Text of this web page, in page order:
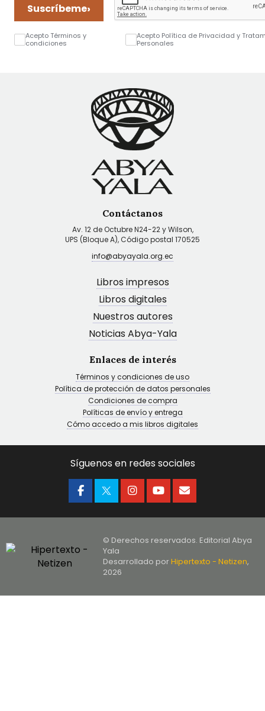
Suscríbeme›
Acepto Términos y
condiciones
Acepto Política de Privacidad y
Personales
Contáctanos
Av. 12 de Octubre N24-22 y Wilson,
UPS (Bloque A), Código postal 170525
info@abyayala.org.ec
Libros impresos
Libros digitales
Nuestros autores
Noticias Abya-Yala
Enlaces de interés
Términos y condiciones de uso
Política de protección de datos personales
Condiciones de compra
Políticas de envío y entrega
Cómo accedo a mis libros digitales
Síguenos en redes sociales
© Derechos reservados. Editorial Abya
Yala
Desarrollado porHipertexto - Netizen,
2026